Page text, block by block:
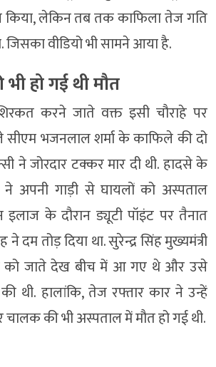
किया, लेकिन तब तक काफिला तेज गति
वीडियो भी सामने आया है.
हो गई थी मौत
करने जाते वक्त इसी चौराहे पर
सीएम भजनलाल शर्मा के काफिले की दो
ने जोरदार टक्कर मार दी थी. हादसे के
ने अपनी गाड़ी से घायलों को अस्पताल
इलाज के दौरान ड्यूटी पॉइंट पर तैनात
दम तोड़ दिया था. सुरेन्द्र सिंह मुख्यमंत्री
को जाते देख बीच में आ गए थे और उसे
थी. हालांकि, तेज रफ्तार कार ने उन्हें
की भी अस्पताल में मौत हो गई थी.